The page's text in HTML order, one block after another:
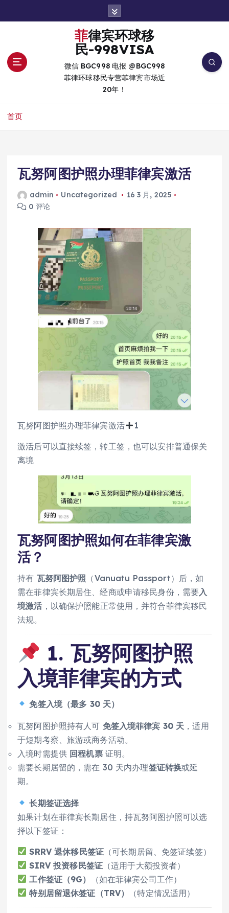
菲律宾环球移
民-998VISA
微信 BGC998 电报 @BGC998
菲律环球移民专营菲律宾市场近
20年！
首页
瓦努阿图护照办理菲律宾激活
admin Uncategorized
16 3 月, 2025
0 评论
瓦努阿图护照办理菲律宾激活 1
激活后可以直接续签，转工签，也可以安排普通保关
离境
瓦努阿图护照如何在菲律宾激
活？
持有 瓦努阿图护照 （Vanuatu Passport）后，如
需在菲律宾长期居住、经商或申请移民身份，需要入
境激活 ，以确保护照能正常使用，并符合菲律宾移民
法规。
1. 瓦努阿图护照
入境菲律宾的方式
免签入境（最多 30 天）
瓦努阿图护照持有人可 免签入境菲律宾 30 天 ，适用
于短期考察、旅游或商务活动。
入境时需提供 回程机票证明。
需要长期居留的，需在 30 天内办理签证转换或延
期。
长期签证选择
如果计划在菲律宾长期居住，持瓦努阿图护照可以选
择以下签证：
SRRV 退休移民签证 （可长期居留、免签证续签）
SIRV 投资移民签证 （适用于大额投资者）
工作签证（9G）
（如在菲律宾公司工作）
特别居留退休签证（TRV）
（特定情况适用）